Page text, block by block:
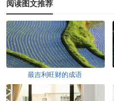
阅读图文推荐
最吉利旺财的成语